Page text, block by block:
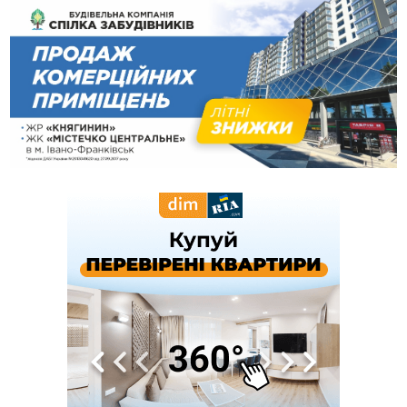
16:42
Поблизу Франківська п'яний на Chevrolet втікав від поліції
16:27
На Прикарпатті триває декларування вогнепальної зброї:
уже зареєстровано 282 одиниці
15:58
Понад 9 тис. прикарпатських вступників отримали
рекомендації до зарахування на бакалаврат у ВНЗ
15:28
Кілька вулиць у Долині тимчасово залишаться без газу
15:02
ФОТО У Старуні відбулася Патріарша проща
Кишакевич не зможе стати суддею Міжнародного
кримінального суду
У Ворохті проведуть Кубок ФЛСУ зі стрибків на лижах,
пам'яті оборонця Богдана Бухонка
ФОТО На Калущині розшукали чоловіка, який три дні
блукав у лісі
Боднар розповів про реакцію влади Польщі на атаки на
українців та про зміни після 23 серпня
"Едельвейси" щемливо привітали рідну Коломию з
Днем міста
Вчора у Франківську, Коломиї, Долині та Яремче